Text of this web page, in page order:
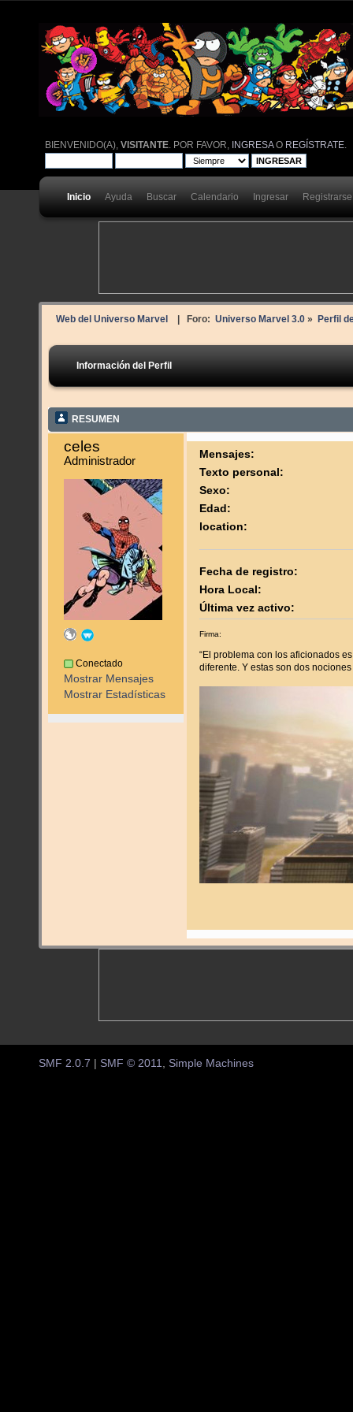
BIENVENIDO(A),VISITANTE . POR FAVOR, INGRESAO REGÍSTRATE
Inicio Ayuda Buscar Calendario Ingresar Registrarse
Web del Universo Marvel | Foro: Universo Marvel 3.0» Perfil
Información del Perfil
RESUMEN
celes
Administrador
Conectado
Mostrar Mensajes
Mostrar Estadísticas
Mensajes:
Texto personal:
Sexo:
Edad:
location:
Fecha de registro:
Hora Local:
Última vez activo:
Firma:
“El problema con los aficionados
diferente. Y estas son dos
SMF 2.0.7 SMF © 2011, Simple Machines